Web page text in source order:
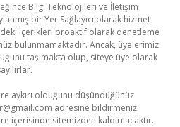
Bilgi Teknolojileri ve İletişim
bir Yer Sağlayıcı olarak hizmet
içerikleri proaktif olarak denetleme
bulunmamaktadır. Ancak, üyelerimiz
taşımakta olup, siteye üye olarak
aykırı olduğunu düşündüğünüz
adresine bildirmeniz
içerisinde sitemizden kaldırılacaktır.